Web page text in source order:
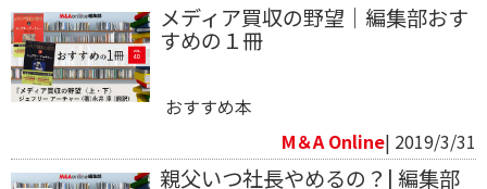
メディア買収の野望｜編集部おす
すめの１冊
おすすめ本
M＆A Online| 2019/3/31
親父いつ社長やめるの？| 編集部